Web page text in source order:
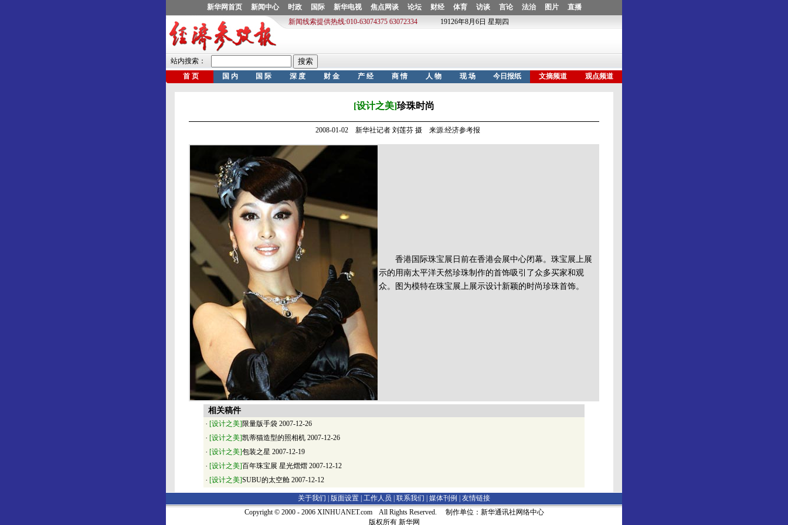
[设计之美]珍珠时尚
2008-01-02 新华社记者 刘莲芬 摄 来源:经济参考报
香港国际珠宝展日前在香港会展中心闭幕。珠宝展上展
示的用南太平洋天然珍珠制作的首饰吸引了众多买家和观
众。图为模特在珠宝展上展示设计新颖的时尚珍珠首饰。
相关稿件
· [设计之美]限量版手袋 2007-12-26
· [设计之美]凯蒂猫造型的照相机 2007-12-26
· [设计之美]包装之星 2007-12-19
· [设计之美]百年珠宝展 星光熠熠 2007-12-12
· [设计之美]SUBU的太空舱 2007-12-12
关于我们 | 版面设置 工作人员 联系我们 媒体刊例
友情链接
Copyright © 2000 - 2006 XINHUANET.com All Rights Reserved. 制作单位：新华通讯社网络中心
版权所有 新华网